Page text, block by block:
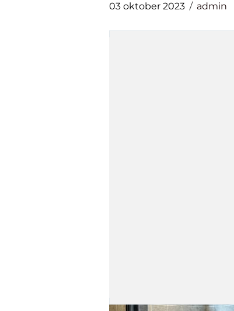
03 oktober 2023 admin